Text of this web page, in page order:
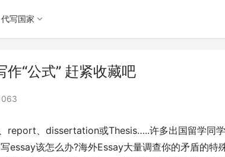
代写国家
“公式” 赶紧收藏吧
report、dissertation或Thesis…..许多出国留学同
essay该怎么办?海外Essay大量调查你的矛盾的特